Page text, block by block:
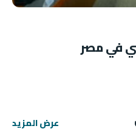
في مصر
عرض المزيد